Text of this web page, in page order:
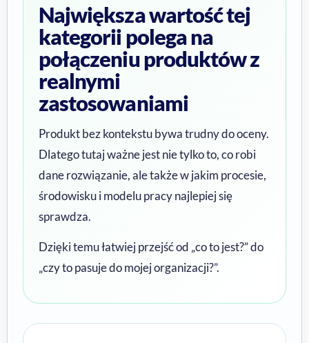
Największa wartość tej
kategorii polega na
połączeniu produktów z
realnymi
zastosowaniami
Produkt bez kontekstu bywa trudny do oceny.
Dlatego tutaj ważne jest nie tylko to, co robi
dane rozwiązanie, ale także w jakim procesie,
środowisku i modelu pracy najlepiej się
sprawdza.
Dzięki temu łatwiej przejść od „co to jest?” do
„czy to pasuje do mojej organizacji?”.